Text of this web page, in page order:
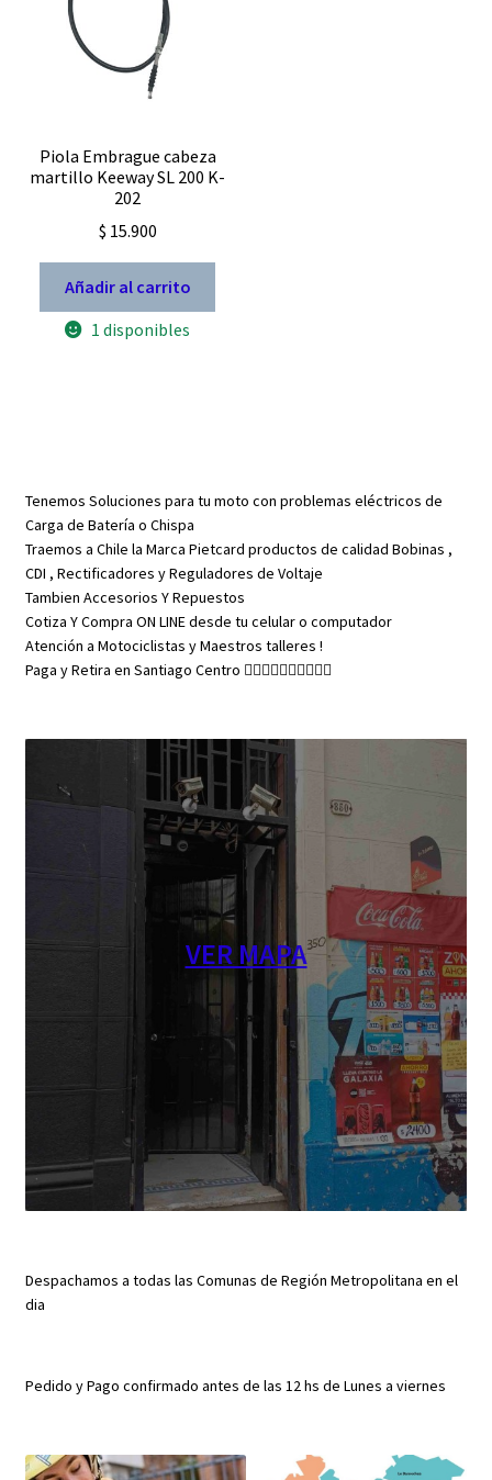
Piola Embrague cabeza
martillo Keeway SL 200 K-
202
$ 15.900
Añadir al carrito
1 disponibles
Tenemos Soluciones para tu moto con problemas eléctricos de
Carga de Batería o Chispa
Traemos a Chile la Marca Pietcard productos de calidad Bobinas ,
CDI , Rectificadores y Reguladores de Voltaje
Tambien Accesorios Y Repuestos
Cotiza Y Compra ON LINE desde tu celular o computador
Atención a Motociclistas y Maestros talleres !
Paga y Retira en Santiago Centro 👇🏼👇🏼👇🏼👇🏼👇🏼
VER MAPA
Despachamos a todas las Comunas de Región Metropolitana en el
dia
Pedido y Pago confirmado antes de las 12 hs de Lunes a viernes